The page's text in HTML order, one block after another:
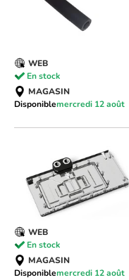
WEB
En stock
MAGASIN
Disponiblemercredi 12 août
WEB
En stock
MAGASIN
Disponiblemercredi 12 août